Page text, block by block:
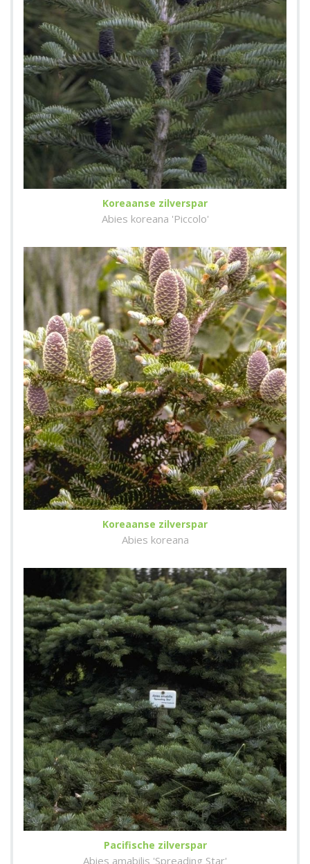
Koreaanse zilverspar
Abies koreana 'Piccolo'
Koreaanse zilverspar
Abies koreana
Pacifische zilverspar
Abies amabilis 'Spreading Star'